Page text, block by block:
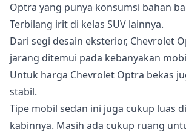
Optra yang punya konsumsi bahan
Terbilang irit di kelas SUV lainnya.
Dari segi desain eksterior, Chevrolet
jarang ditemui pada kebanyakan
Untuk harga Chevrolet Optra bekas
stabil.
Tipe mobil sedan ini juga cukup luas
kabinnya. Masih ada cukup ruang